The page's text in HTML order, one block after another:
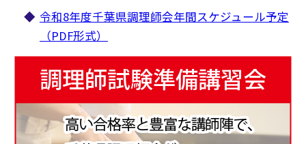
令和8年度千葉県調理師会年間スケジュール予定
（PDF形式）